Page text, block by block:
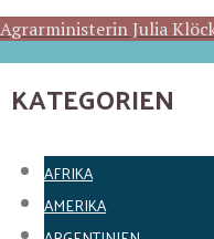
Agrarministerin Julia
KATEGORIEN
AFRIKA
AMERIKA